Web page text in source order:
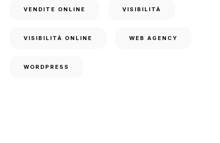
VENDITE ONLINE VISIBILITÀ
VISIBILITÀ ONLINE WEB AGENCY
WORDPRESS